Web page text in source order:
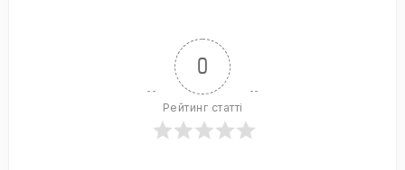
0
Рейтинг статті